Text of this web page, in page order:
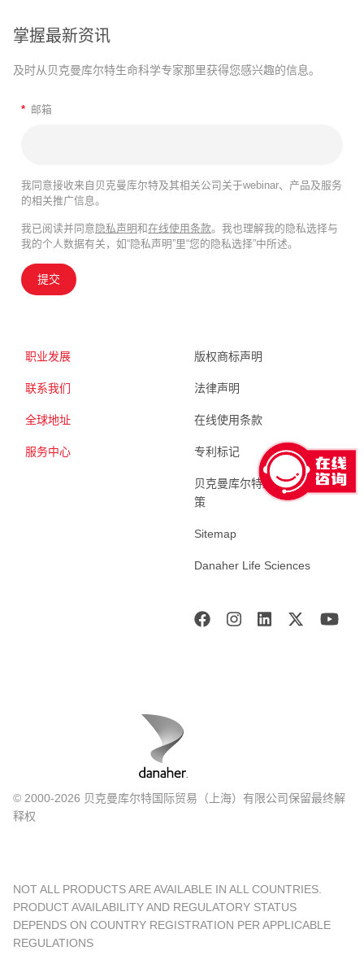
掌握最新资讯
及时从贝克曼库尔特生命科学专家那里获得您感兴趣的信息。
* 邮箱
我同意接收来自贝克曼库尔特及其相关公司关于webinar、产品及服务
的相关推广信息。
我已阅读并同意 隐私声明和在线使用条款。我也理解我的隐私选择与
我的个人数据有关，如“隐私声明”里“您的隐私选择”中所述。
提交
职业发展
联系我们
全球地址
服务中心
版权商标声明
法律声明
在线使用条款
专利标记
贝克曼库尔特生命科学 隐私政
策
Sitemap
Danaher Life Sciences
© 2000-2026 贝克曼库尔特国际贸易（上海）有限公司保留最终解
释权
NOT ALL PRODUCTS ARE AVAILABLE IN ALL COUNTRIES.
PRODUCT AVAILABILITY AND REGULATORY STATUS
DEPENDS ON COUNTRY REGISTRATION PER APPLICABLE
REGULATIONS